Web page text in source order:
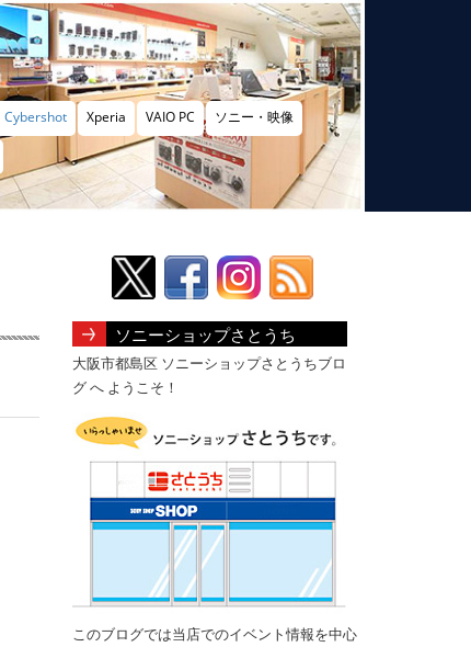
Cybershot Xperia VAIO PC ソニー・映像
ソニーショップさとうち
大阪市都島区 ソニーショップさとうちブロ
グ へ ようこそ！
このブログでは当店でのイベント情報を中心